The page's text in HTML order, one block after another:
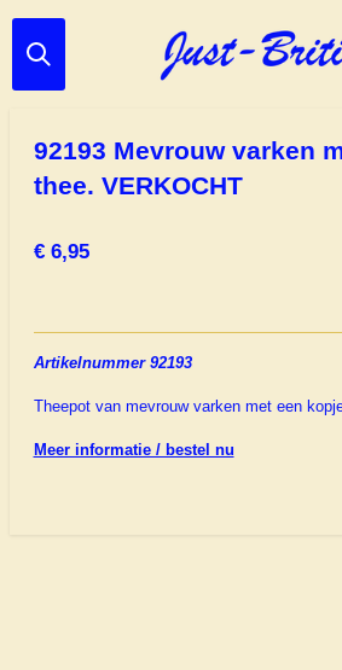
Ga
direct
92193 Mevrouw varken
thee. VERKOCHT
€ 6,95
Artikelnummer 92193
Theepot van mevrouw varken met een
Meer informatie / bestel nu